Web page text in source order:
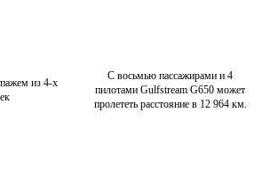
из 4-х
С восьмью пассажирами и 4
пилотами Gulfstream G650 может
пролететь расстояние в 12 964 км.